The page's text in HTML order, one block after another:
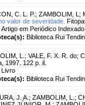
C. L. P. ; ZAMBOLIM, L ;
valor de severidade.
Artigo em Periódico Indexado
Biblioteca Rui
L. ; VALE, F. X. R. do;
1997. 122 p. il.
Livro
Biblioteca Rui
J. A. ; ZAMBOLIM, L. ;